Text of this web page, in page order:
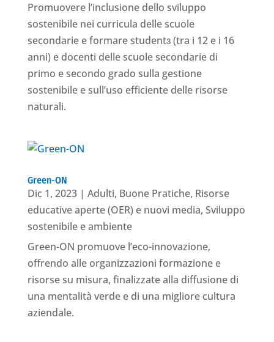
Promuovere l’inclusione dello sviluppo
sostenibile nei curricula delle scuole
secondarie e formare studentɜ (tra i 12 e i 16
anni) e docenti delle scuole secondarie di
primo e secondo grado sulla gestione
sostenibile e sull’uso efficiente delle risorse
naturali.
Green-ON
Dic 1, 2023| Adulti, Buone Pratiche, Risorse
educative aperte (OER) e nuovi media, Sviluppo
sostenibile e ambiente
Green-ON promuove l’eco-innovazione,
offrendo alle organizzazioni formazione e
risorse su misura, finalizzate alla diffusione di
una mentalità verde e di una migliore cultura
aziendale.